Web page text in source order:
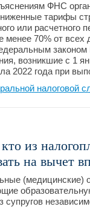
ФНС
тарифы
или
менее 70% от
возникшие с 1
2022 года при
налоговой
из
на вычет
(медицинские)
супругов